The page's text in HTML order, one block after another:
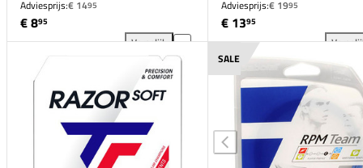
Adviesprijs:€ 1495
€ 895
Vergelijk
HEAD Lynx Tour Set Champagne toevoegen aan
Adviesprijs:€ 1995
€ 1395
SALE